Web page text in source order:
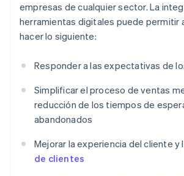
empresas de cualquier sector. La
herramientas digitales puede permitir
hacer lo siguiente:
Responder a las expectativas de
Simplificar el proceso de ventas
reducción de los tiempos de
abandonados
Mejorar la experiencia del cliente y
de clientes